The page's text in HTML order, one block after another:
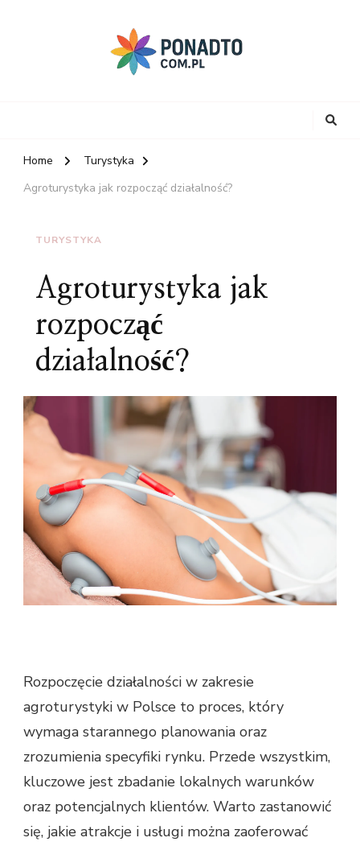
Home
Turystyka
Agroturystyka jak rozpocząć działalność?
TURYSTYKA
Agroturystyka jak
rozpocząć
działalność?
Rozpoczęcie działalności w zakresie
agroturystyki w Polsce to proces, który
wymaga starannego planowania oraz
zrozumienia specyfiki rynku. Przede wszystkim,
kluczowe jest zbadanie lokalnych warunków
oraz potencjalnych klientów. Warto zastanowić
się, jakie atrakcje i usługi można zaoferować